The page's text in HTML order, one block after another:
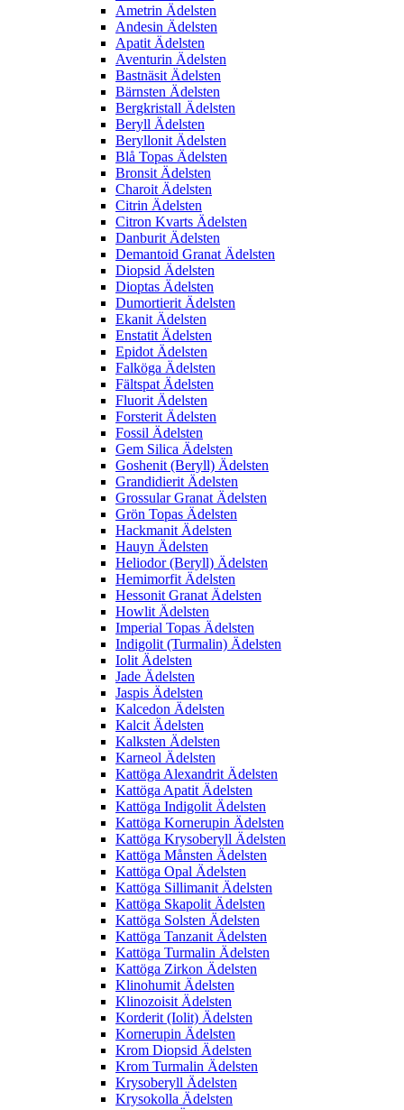
Ametrin Ädelsten
Andesin Ädelsten
Apatit Ädelsten
Aventurin Ädelsten
Bastnäsit Ädelsten
Bärnsten Ädelsten
Bergkristall Ädelsten
Beryll Ädelsten
Beryllonit Ädelsten
Blå Topas Ädelsten
Bronsit Ädelsten
Charoit Ädelsten
Citrin Ädelsten
Citron Kvarts Ädelsten
Danburit Ädelsten
Demantoid Granat Ädelsten
Diopsid Ädelsten
Dioptas Ädelsten
Dumortierit Ädelsten
Ekanit Ädelsten
Enstatit Ädelsten
Epidot Ädelsten
Falköga Ädelsten
Fältspat Ädelsten
Fluorit Ädelsten
Forsterit Ädelsten
Fossil Ädelsten
Gem Silica Ädelsten
Goshenit (Beryll) Ädelsten
Grandidierit Ädelsten
Grossular Granat Ädelsten
Grön Topas Ädelsten
Hackmanit Ädelsten
Hauyn Ädelsten
Heliodor (Beryll) Ädelsten
Hemimorfit Ädelsten
Hessonit Granat Ädelsten
Howlit Ädelsten
Imperial Topas Ädelsten
Indigolit (Turmalin) Ädelsten
Iolit Ädelsten
Jade Ädelsten
Jaspis Ädelsten
Kalcedon Ädelsten
Kalcit Ädelsten
Kalksten Ädelsten
Karneol Ädelsten
Kattöga Alexandrit Ädelsten
Kattöga Apatit Ädelsten
Kattöga Indigolit Ädelsten
Kattöga Kornerupin Ädelsten
Kattöga Krysoberyll Ädelsten
Kattöga Månsten Ädelsten
Kattöga Opal Ädelsten
Kattöga Sillimanit Ädelsten
Kattöga Skapolit Ädelsten
Kattöga Solsten Ädelsten
Kattöga Tanzanit Ädelsten
Kattöga Turmalin Ädelsten
Kattöga Zirkon Ädelsten
Klinohumit Ädelsten
Klinozoisit Ädelsten
Korderit (Iolit) Ädelsten
Kornerupin Ädelsten
Krom Diopsid Ädelsten
Krom Turmalin Ädelsten
Krysoberyll Ädelsten
Krysokolla Ädelsten